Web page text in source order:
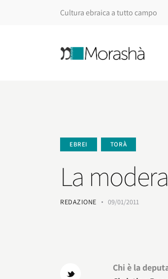
Cultura ebraica a tutto campo
EBREI TORÀ
La
REDAZIONE 09/01/2011
Chi è la